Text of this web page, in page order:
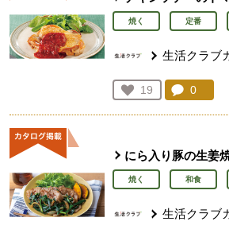
焼く 定番
生活クラブ
お気に入り登録：
19
人が登録
コメン
0
にら入り豚の生姜
焼く 和食
生活クラブ